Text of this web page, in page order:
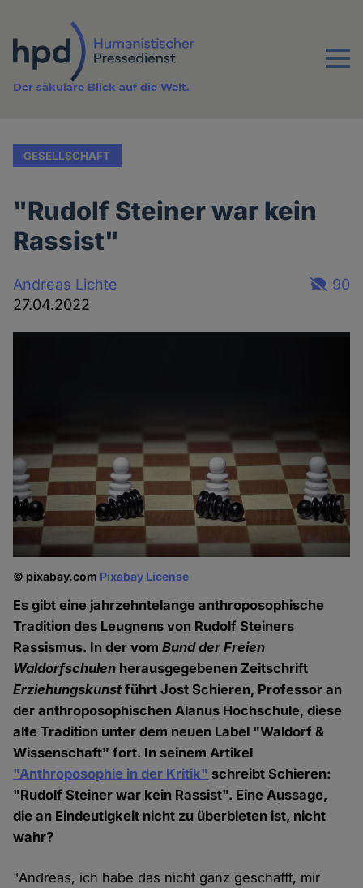
Inhalt
Menu
Der säkulare Blick auf die Welt.
GESELLSCHAFT
"Rudolf Steiner war kein
Rassist"
Andreas Lichte
27.04.2022
90
© pixabay.com Pixabay License
Es gibt eine jahrzehntelange anthroposophische
Tradition des Leugnens von Rudolf Steiners
Rassismus. In der vomBund der Freien
Waldorfschulen herausgegebenen Zeitschrift
Erziehungskunst führt Jost Schieren, Professor an
der anthroposophischen Alanus Hochschule, diese
alte Tradition unter dem neuen Label "Waldorf &
Wissenschaft" fort. In seinem Artikel
"Anthroposophie in der Kritik" schreibt Schieren:
"Rudolf Steiner war kein Rassist". Eine Aussage,
die an Eindeutigkeit nicht zu überbieten ist, nicht
wahr?
"Andreas, ich habe das nicht ganz geschafft, mir